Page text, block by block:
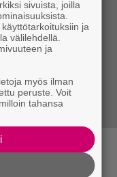
–
sivuista, joilla
ja
välilehdellä.
ja
myös ilman
peruste. Voit
tahansa